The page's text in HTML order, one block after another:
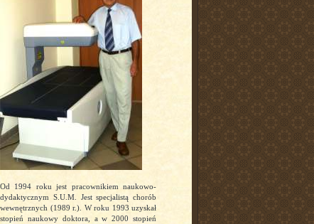
Od 1994 roku jest pracownikiem naukowo-
dydaktycznym S.U.M. Jest specjalistą chorób
wewnętrznych (1989 r.). W roku 1993 uzyskał
stopień naukowy doktora, a w 2000 stopień